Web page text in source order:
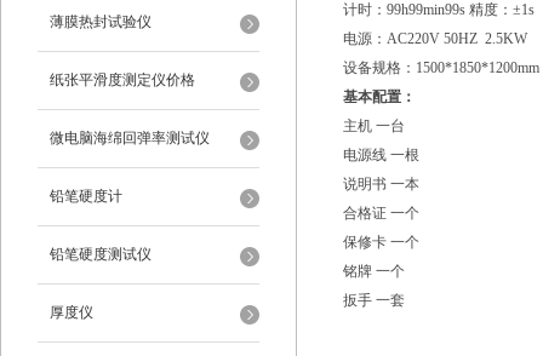
薄膜热封试验仪
纸张平滑度测定仪价格
微电脑海绵回弹率测试仪
铅笔硬度计
铅笔硬度测试仪
厚度仪
计时：99h99min99s 精度：±1s
电源：AC220V 50HZ 2.5KW
设备规格：1500*1850*1200mm
基本配置：
主机 一台
电源线 一根
说明书 一本
合格证 一个
保修卡 一个
铭牌 一个
扳手 一套‌